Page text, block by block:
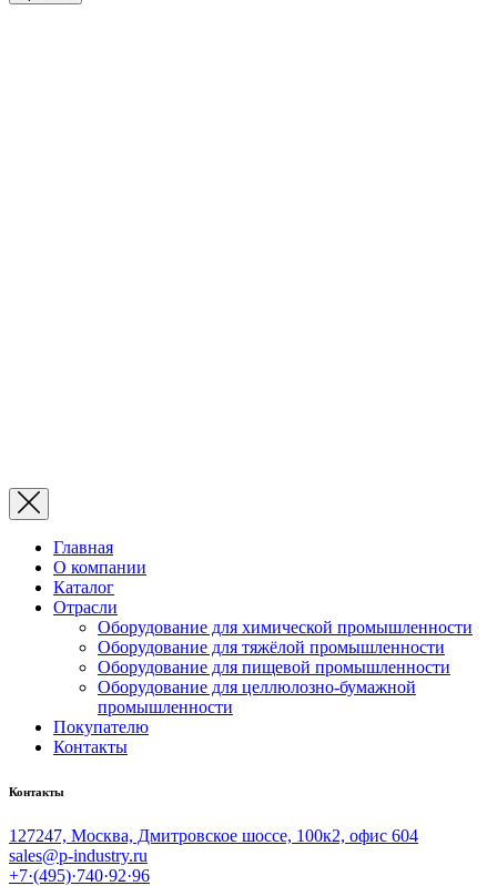
Главная
О компании
Каталог
Отрасли
Оборудование для химической промышленности
Оборудование для тяжёлой промышленности
Оборудование для пищевой промышленности
Оборудование для целлюлозно-бумажной
промышленности
Покупателю
Контакты
Контакты
127247, Москва, Дмитровское шоссе, 100к2, офис 604
sales@p-industry.ru
+7·(495)·740·92·96